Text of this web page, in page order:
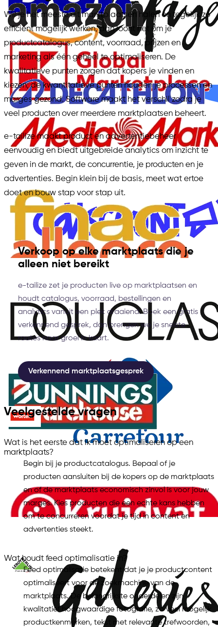
Wil je het meeste uit marktplaatsen halen en tegelijk zo
efficiënt mogelijk werken, dan loont het om je
productcatalogus, content, voorraad, prijzen en
marketing als één geheel te optimaliseren. De
kwalitatieve punten zorgen dat kopers je vinden en
kiezen; de kwantitatieve punten houden je processen en
marges gezond. Software maakt het verschil zodra je
veel producten over meerdere marktplaatsen beheert.
e-tailize maakt product en advertentiebeheer
eenvoudig en biedt uitgebreide analytics om inzicht te
geven in de markt, de concurrentie, je producten en je
advertenties. Begin klein bij de basis, meet wat ertoe
doet en bouw stap voor stap uit.
Verkoop op elke marktplaats die je
alleen niet bereikt
e-tailize zet je producten live op marktplaatsen en
houdt catalogus, voorraad, bestellingen en
analytics vanuit een plek draaiend. Boek een gratis
verkennend gesprek, dan brengen we je snelste
routes naar groei in kaart.
Verkennend marktplaatsgesprek
Veelgestelde vragen
Wat is het eerste dat ik moet optimaliseren op een
marktplaats?
Begin bij je productcatalogus. Bepaal of je
producten aansluiten bij de kopers op de marktplaats
en of de marktplaats economisch zinvol is voor jouw
marges. Kies producten die een echte kans hebben
om te concurreren voordat je tijd in content en
advertenties steekt.
Wat houdt feed optimalisatie in?
Feed optimalisatie betekent dat je je productcontent
optimaliseert voor de zoekmachine van de
marktplaats. De belangrijkste onderdelen zijn
kwalitatief hoogwaardige fotografie, zo veel mogelijk
productkenmerken, tekst met relevante trefwoorden,